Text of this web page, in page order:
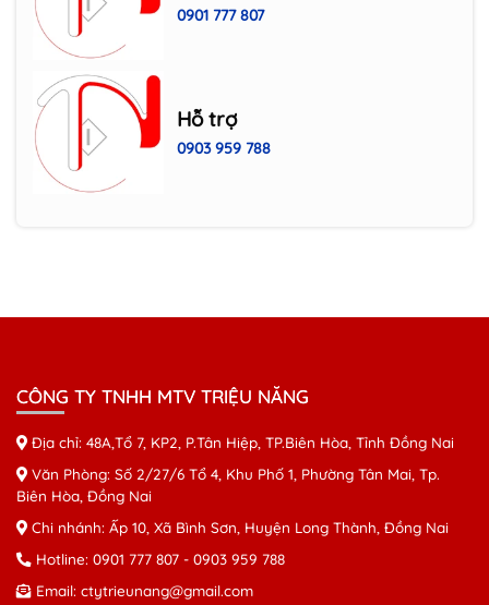
Sửa máy Photocopy giá rẻ Biên Hòa
Sửa máy in giá rẻ Biên Hòa Đồng Nai
0901 777 807
Hỗ trợ
0903 959 788
CÔNG TY TNHH MTV TRIỆU NĂNG
Địa chỉ: 48A,Tổ 7, KP2, P.Tân Hiệp, TP.Biên Hòa, Tỉnh Đồng Nai
Văn Phòng: Số 2/27/6 Tổ 4, Khu Phố 1, Phường Tân Mai, Tp.
Biên Hòa, Đồng Nai
Chi nhánh: Ấp 10, Xã Bình Sơn, Huyện Long Thành, Đồng Nai
Hotline: 0901 777 807 - 0903 959 788
Email: ctytrieunang@gmail.com